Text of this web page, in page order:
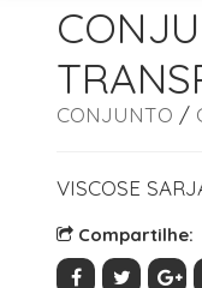
CONJUNTO /
VISCOSE
Compartilhe: